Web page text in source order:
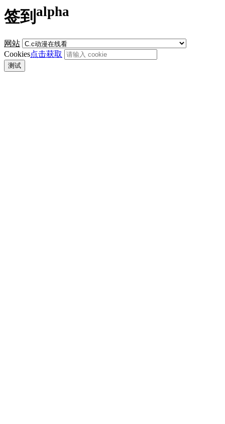
签到 alpha
网站
Cookies点击获取
测试